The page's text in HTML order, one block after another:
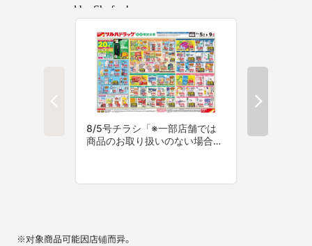
※对象商品可能因店铺而异。